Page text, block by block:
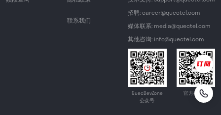
联系我们
招聘: career@quectel.com
媒体联系: media@quectel.com
其他咨询: info@quectel.com
QuecDevZone
公众号
官方公众号